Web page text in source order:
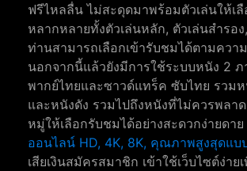
ฟรีไหลลื่น ไม่สะดุดมาพร้อมตัวเล่นให้เ
หลากหลายทั้งตัวเล่นหลัก, ตัวเล่นสำรอง
ท่านสามารถเลือกเข้ารับชมได้ตามควา
นอกจากนี้แล้วยังมีการใช้ระบบหนัง 2
พากย์ไทยและซาวด์แทร็ค ซับไทย รวม
และหนังดัง รวมไปถึงหนังที่ไม่ควรพลา
หมู่ให้เลือกรับชมได้อย่างสะดวกง่ายดาย
ออนไลน์ HD, 4K, 8K, คุณภาพสูงสุดแบ
เสียเงินสมัครสมาชิก เข้าใช้เว็บไซต์ง่าย